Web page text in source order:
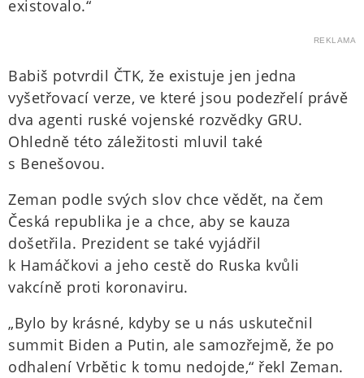
existovalo.“
REKLAMA
Babiš potvrdil ČTK, že existuje jen jedna
vyšetřovací verze, ve které jsou podezřelí právě
dva agenti ruské vojenské rozvědky GRU.
Ohledně této záležitosti mluvil také
s Benešovou.
Zeman podle svých slov chce vědět, na čem
Česká republika je a chce, aby se kauza
došetřila. Prezident se také vyjádřil
k Hamáčkovi a jeho cestě do Ruska kvůli
vakcíně proti koronaviru.
„Bylo by krásné, kdyby se u nás uskutečnil
summit Biden a Putin, ale samozřejmě, že po
odhalení Vrbětic k tomu nedojde,“ řekl Zeman.